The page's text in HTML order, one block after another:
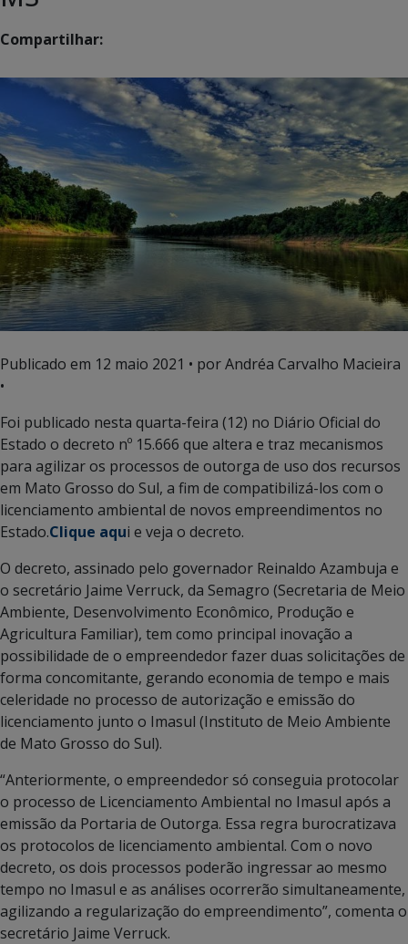
Compartilhar:
Publicado em 12 maio 2021 • por Andréa Carvalho Macieira
•
Foi publicado nesta quarta-feira (12) no Diário Oficial do
Estado o decreto nº 15.666 que altera e traz mecanismos
para agilizar os processos de outorga de uso dos recursos
em Mato Grosso do Sul, a fim de compatibilizá-los com o
licenciamento ambiental de novos empreendimentos no
Estado.Clique aqui e veja o decreto.
O decreto, assinado pelo governador Reinaldo Azambuja e
o secretário Jaime Verruck, da Semagro (Secretaria de Meio
Ambiente, Desenvolvimento Econômico, Produção e
Agricultura Familiar), tem como principal inovação a
possibilidade de o empreendedor fazer duas solicitações de
forma concomitante, gerando economia de tempo e mais
celeridade no processo de autorização e emissão do
licenciamento junto o Imasul (Instituto de Meio Ambiente
de Mato Grosso do Sul).
“Anteriormente, o empreendedor só conseguia protocolar
o processo de Licenciamento Ambiental no Imasul após a
emissão da Portaria de Outorga. Essa regra burocratizava
os protocolos de licenciamento ambiental. Com o novo
decreto, os dois processos poderão ingressar ao mesmo
tempo no Imasul e as análises ocorrerão simultaneamente,
agilizando a regularização do empreendimento”, comenta o
secretário Jaime Verruck.